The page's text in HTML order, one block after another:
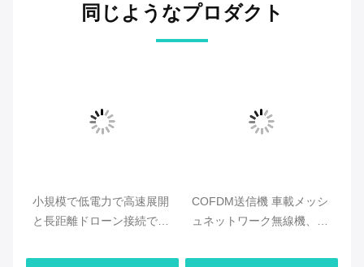
同じようなプロダクト
小規模で低電力で高速展開
と長距離ドローン接続でド
適化
COFDM送信機 車載メッシ
ュネットワーク無線機、2U
トウェイ不要の無線通信を